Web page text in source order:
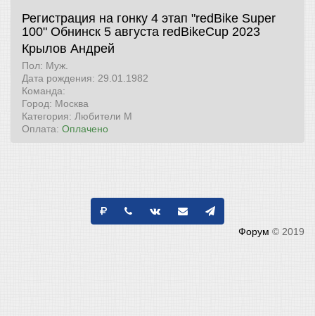
Регистрация на гонку 4 этап "redBike Super
100" Обнинск 5 августа redBikeCup 2023
Крылов Андрей
Пол: Муж.
Дата рождения: 29.01.1982
Команда:
Город: Москва
Категория: Любители М
Оплата: Оплачено
Форум © 2019